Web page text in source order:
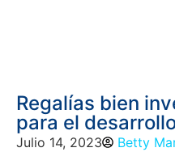
Regalías bien
para el
Julio 14, 2023
Betty